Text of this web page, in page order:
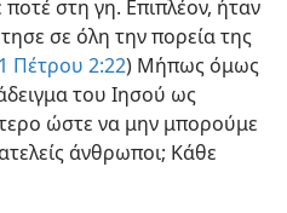
στη γη. Επιπλέον, ήταν
σε όλη την πορεία της
1 Πέτρου 2:22) Μήπως όμως
του Ιησού ως
ώστε να μην μπορούμε
άνθρωποι; Κάθε